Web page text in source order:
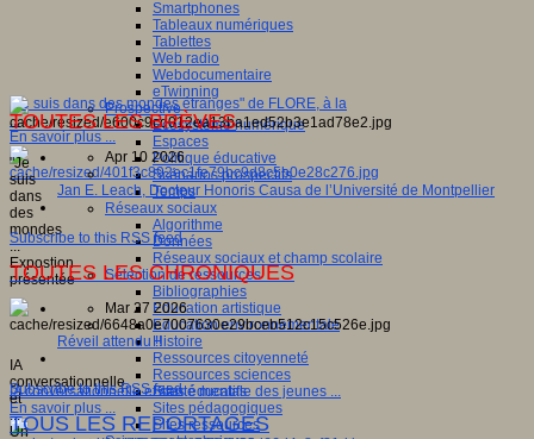
Smartphones
Tableaux numériques
Tablettes
Web radio
Webdocumentaire
eTwinning
Prospective
Ecosystème numérique
Espaces
Politique éducative
Scénarios prospectifs
Temps
Réseaux sociaux
Algorithme
Données
Réseaux sociaux et champ scolaire
Sélection de ressources
Bibliographies
Education artistique
Education environnementale
Histoire
Ressources citoyenneté
Ressources sciences
Sites éducatifs
Sites pédagogiques
Sites ressources
"Je suis dans des mondes étranges" de FLORE, à la
...
En savoir plus ...
IA conversationnelle et santé mentale des jeunes ...
En savoir plus ...
"Je
suis
dans
des
mondes
...
Expostion
présentée
...
IA
conversationnelle
et
...
Un
TOUTES LES BRÈVES
Apr 10 2026
Jan E. Leach, Docteur Honoris Causa de l’Université de Montpellier
Subscribe to this RSS feed
TOUTES LES CHRONIQUES
Mar 27 2026
Réveil attendu !!
Subscribe to this RSS feed
TOUS LES REPORTAGES